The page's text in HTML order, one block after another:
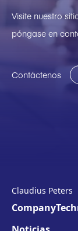
Visite nuestro
póngase en
Contáctenos
Claudius Peters
Company